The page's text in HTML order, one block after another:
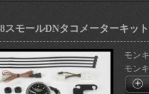
スモールDNタコメーターキッ
モン
モン